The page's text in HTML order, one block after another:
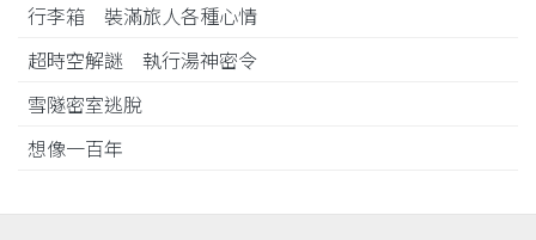
行李箱 裝滿旅人各種心情
超時空解謎 執行湯神密令
雪隧密室逃脫
想像一百年